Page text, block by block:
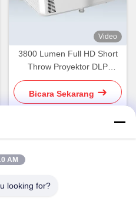
Video
3800 Lumen Full HD Short
Throw Proyektor DLP
Proyektor Laser
Bicara Sekarang
AM
looking for?